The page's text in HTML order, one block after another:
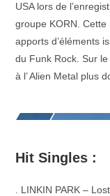
USA lors de
groupe KORN.
apports d’éléments
du Funk Rock. Sur
à l’ Alien Metal plus
Hit Singles :
. LINKIN PARK – Lost